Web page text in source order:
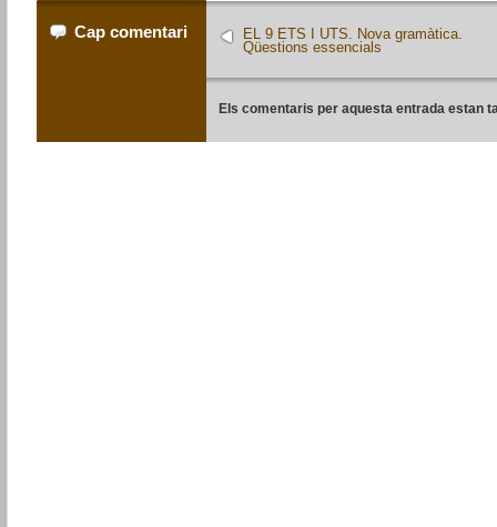
Cap comentari
EL 9 ETS I UTS. Nova gramàtica.
Qüestions essencials
Els comentaris per aquesta entrada estan